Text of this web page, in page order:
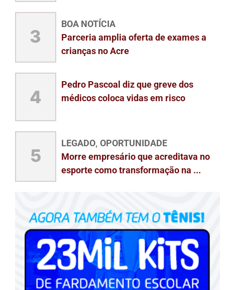
3
BOA NOTÍCIA
Parceria amplia oferta de exames a
crianças no Acre
4
Pedro Pascoal diz que greve dos
médicos coloca vidas em risco
5
LEGADO, OPORTUNIDADE
Morre empresário que acreditava no
esporte como transformação na ...